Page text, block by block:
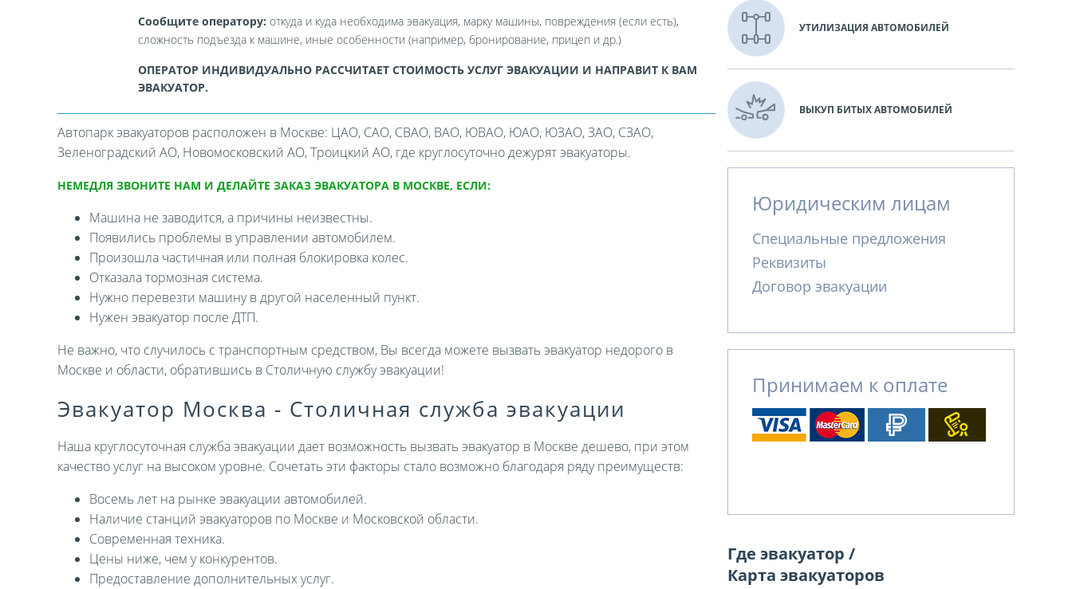
Сообщите оператору: откуда и куда необходима эвакуация, марку машины, повреждения (если есть),
сложность подъезда к машине, иные особенности (например, бронирование, прицеп и др.)
ОПЕРАТОР ИНДИВИДУАЛЬНО РАССЧИТАЕТ СТОИМОСТЬ УСЛУГ ЭВАКУАЦИИ И НАПРАВИТ К ВАМ
ЭВАКУАТОР.
Автопарк эвакуаторов расположен в Москве: ЦАО, САО, СВАО, ВАО, ЮВАО, ЮАО, ЮЗАО, ЗАО, СЗАО,
Зеленоградский АО, Новомосковский АО, Троицкий АО, где круглосуточно дежурят эвакуаторы.
НЕМЕДЛЯ ЗВОНИТЕ НАМ И ДЕЛАЙТЕ ЗАКАЗ ЭВАКУАТОРА В МОСКВЕ, ЕСЛИ:
Машина не заводится, а причины неизвестны.
Появились проблемы в управлении автомобилем.
Произошла частичная или полная блокировка колес.
Отказала тормозная система.
Нужно перевезти машину в другой населенный пункт.
Нужен эвакуатор после ДТП.
Не важно, что случилось с транспортным средством, Вы всегда можете вызвать эвакуатор недорого в
Москве и области, обратившись в Столичную службу эвакуации!
Эвакуатор Москва - Столичная служба эвакуации
Наша круглосуточная служба эвакуации дает возможность вызвать эвакуатор в Москве дешево, при этом
качество услуг на высоком уровне. Сочетать эти факторы стало возможно благодаря ряду преимуществ:
Восемь лет на рынке эвакуации автомобилей.
Наличие станций эвакуаторов по Москве и Московской области.
Современная техника.
Цены ниже, чем у конкурентов.
Предоставление дополнительных услуг.
УТИЛИЗАЦИЯ АВТОМОБИЛЕЙ
ВЫКУП БИТЫХ АВТОМОБИЛЕЙ
Юридическим лицам
Специальные предложения
Реквизиты
Договор эвакуации
Принимаем к оплате
Где эвакуатор /
Карта эвакуаторов